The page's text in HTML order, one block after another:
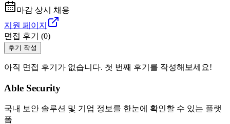
마감 상시 채용
지원 페이지
면접 후기 (0)
후기 작성
아직 면접 후기가 없습니다. 첫 번째 후기를 작성해보세요!
Able Security
국내 보안 솔루션 및 기업 정보를 한눈에 확인할 수 있는 플랫
폼